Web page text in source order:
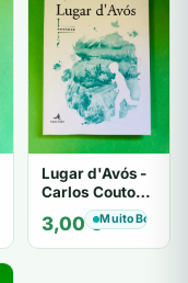
Lugar d'Avós -
Carlos Couto
Amaral
3,00€Muito Bom